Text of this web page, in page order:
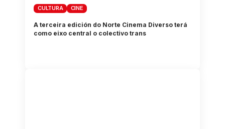
CULTURA CINE
A terceira edición do Norte Cinema Diverso terá
como eixo central o colectivo trans